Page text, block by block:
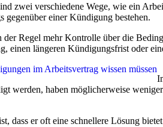
zwei verschiedene Wege, wie ein
gegenüber einer Kündigung bestehen.
der Regel mehr Kontrolle über die
einen längeren Kündigungsfrist oder
im Arbeitsvertrag wissen müssen
werden, haben möglicherweise
dass er oft eine schnellere Lösung